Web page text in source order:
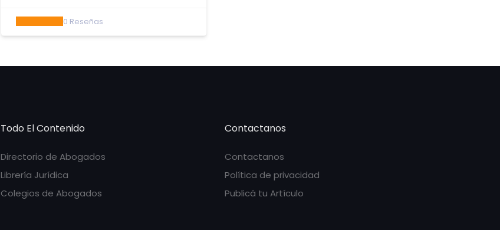
0 Reseñas
Todo El Contenido
Directorio de Abogados
Librería Jurídica
Colegios de Abogados
Contactanos
Contactanos
Política de privacidad
Publicá tu Artículo